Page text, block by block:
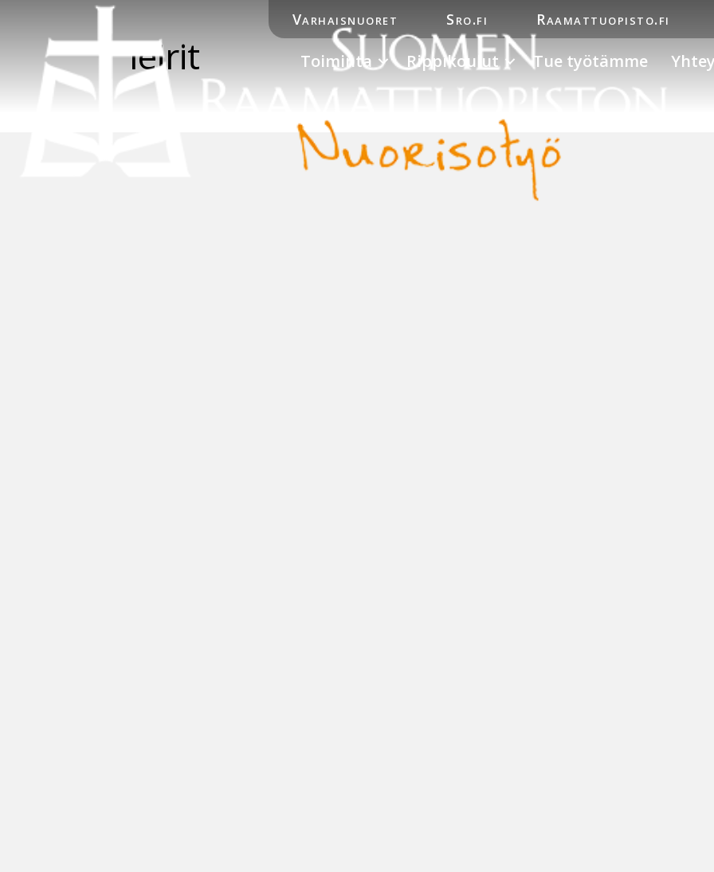
Varhaisnuoret Sro.fi Raamattuopisto.fi
Toiminta Rippikoulut Tue työtämme
leirit